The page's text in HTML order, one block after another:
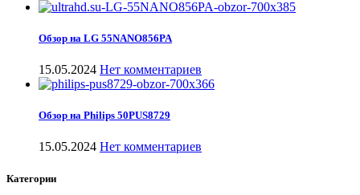
Обзор на LG 55NANO856PA
15.05.2024 Нет комментариев
Обзор на Philips 50PUS8729
15.05.2024 Нет комментариев
Категории